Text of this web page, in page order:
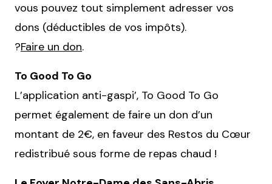
vous pouvez tout simplement adresser vos
dons (déductibles de vos impôts).
?Faire un don.
To Good To Go
L’application anti-gaspi’, To Good To Go
permet également de faire un don d’un
montant de 2€, en faveur des Restos du Cœur
redistribué sous forme de repas chaud !